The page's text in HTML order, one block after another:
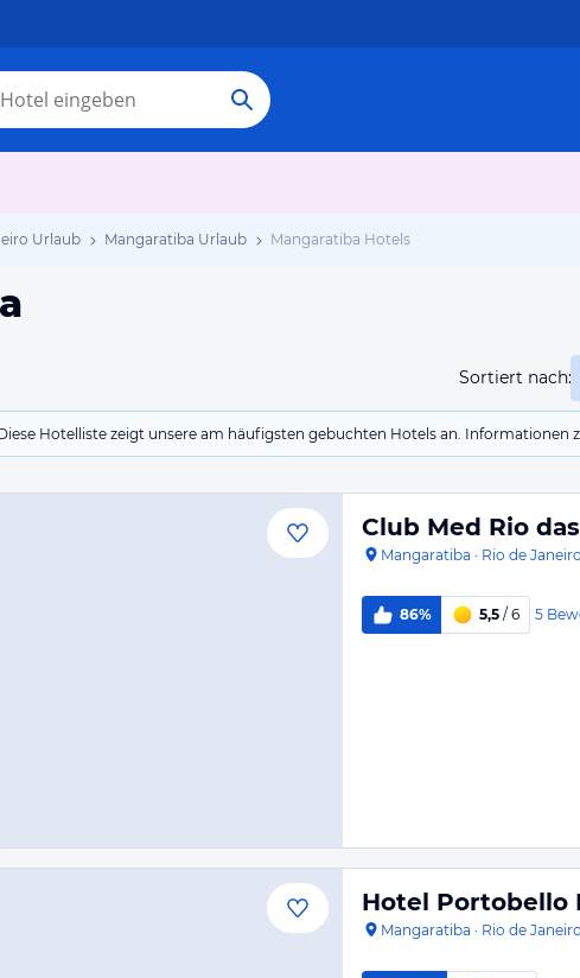
Urlaub Mangaratiba Urlaub Mangaratiba Hotels
Sortiert nach:
Hotelliste zeigt unsere am häufigsten gebuchten Hotels an. Informationen
Club Med Rio
Mangaratiba · Rio de Janeiro
86% 5,5 / 6 5
Hotel Portobello
Mangaratiba · Rio de Janeiro